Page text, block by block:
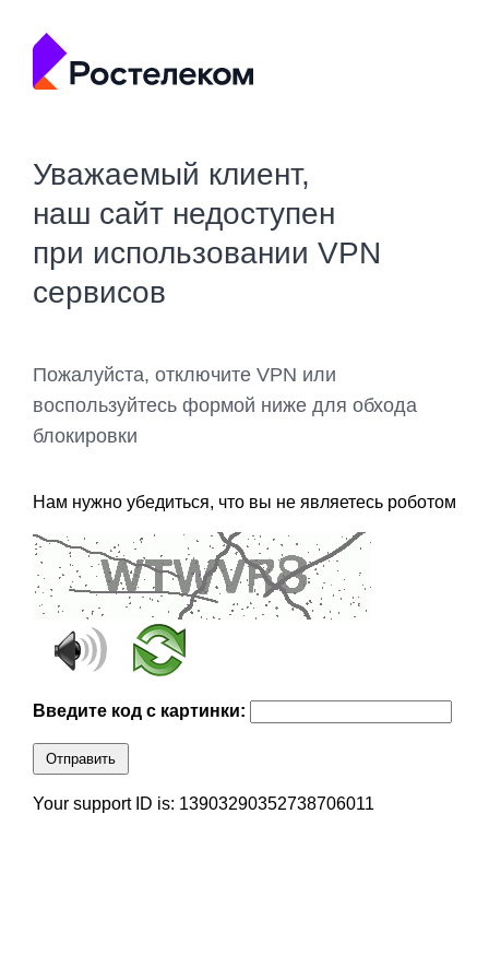
Уважаемый клиент,
наш сайт недоступен
при использовании VPN
сервисов
Пожалуйста, отключите VPN или
воспользуйтесь формой ниже для обхода
блокировки
Нам нужно убедиться, что вы не являетесь роботом
Введите код с картинки:
Отправить
Your support ID is: 13903290352738706011